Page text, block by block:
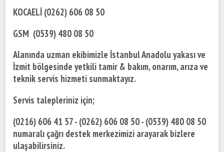
KOCAELİ (0262) 606 08 50
GSM (0539) 480 08 50
Alanında uzman ekibimizle İstanbul Anadolu yakası ve
İzmit bölgesinde yetkili tamir & bakım, onarım, arıza ve
teknik servis hizmeti sunmaktayız.
Servis talepleriniz için;
(0216) 606 41 57 - (0262) 606 08 50 - (0539) 480 08 50
numaralı çağrı destek merkezimizi arayarak bizlere
ulaşabilirsiniz.